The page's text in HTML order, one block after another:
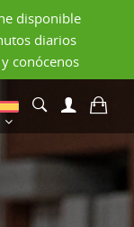
disponible
diarios
conócenos